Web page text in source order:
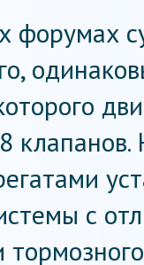
форумах
с